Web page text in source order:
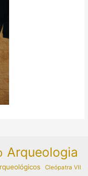
Arqueologia
Cleópatra VII